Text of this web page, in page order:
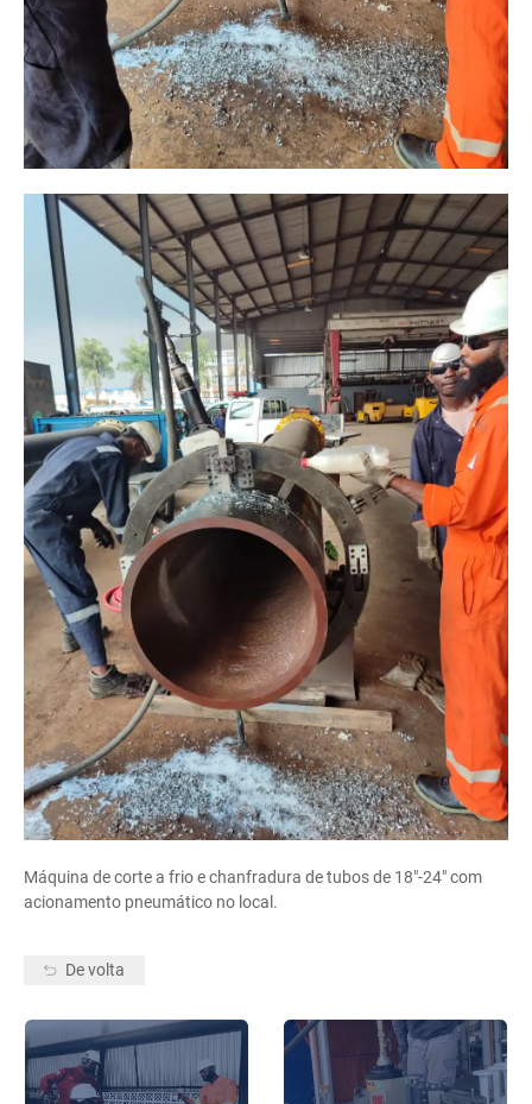
Máquina de corte a frio e chanfradura de tubos de 18″-24″ com
acionamento pneumático no local.
De volta